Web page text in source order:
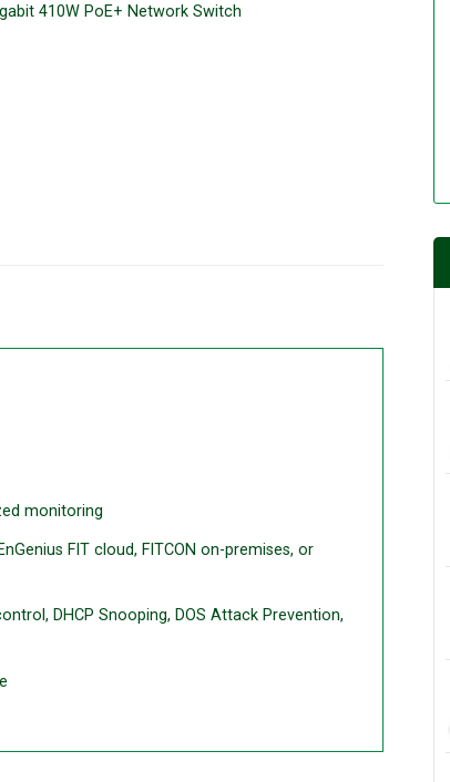
410W PoE+ Network Switch
monitoring
FIT cloud, FITCON on-premises, or
DHCP Snooping, DOS Attack Prevention,